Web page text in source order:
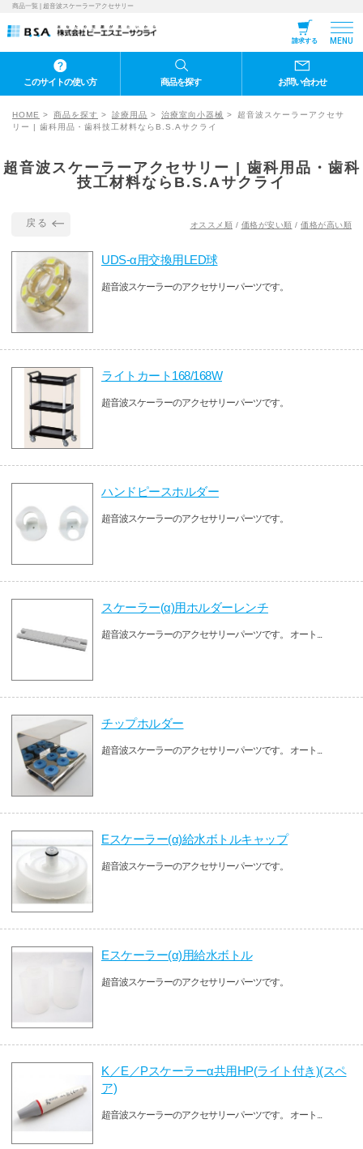
商品一覧 | 超音波スケーラーアクセサリー
請求する MENU
このサイトの使い方 商品を探す お問い合わせ
HOME 商品を探す 診療用品 治療室向小器械
超音波スケーラーアクセサ
リー | 歯科用品・歯科技工材料ならB.S.Aサクライ
超音波スケーラーアクセサリー | 歯科用品・歯科
技工材料ならB.S.Aサクライ
戻る オススメ順 / 価格が安い順 / 価格が高い順
UDS-α用交換用LED球
超音波スケーラーのアクセサリーパーツです。
ライトカート168/168W
超音波スケーラーのアクセサリーパーツです。
ハンドピースホルダー
超音波スケーラーのアクセサリーパーツです。
スケーラー(α)用ホルダーレンチ
超音波スケーラーのアクセサリーパーツです。 オート...
チップホルダー
超音波スケーラーのアクセサリーパーツです。 オート...
Eスケーラー(α)給水ボトルキャップ
超音波スケーラーのアクセサリーパーツです。
Eスケーラー(α)用給水ボトル
超音波スケーラーのアクセサリーパーツです。
K／E／Pスケーラーα共用HP(ライト付き)(スペ
ア)
超音波スケーラーのアクセサリーパーツです。 オート...